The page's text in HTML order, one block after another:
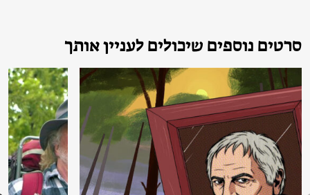
סרטים נוספים שיכולים לעניין אותך